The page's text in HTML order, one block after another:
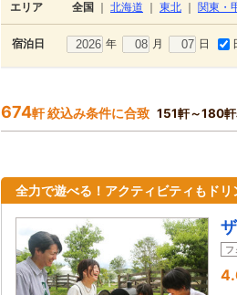
エリア 全国 北海道 東北 関東・
宿泊日 年 月 日
674軒 絞込み条件に合致 151軒～180
全力で遊べる！アクティビティもド
フ